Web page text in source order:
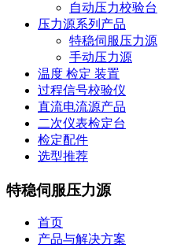
自动压力校验台
压力源系列产品
特稳伺服压力源
手动压力源
温度 检定 装置
过程信号校验仪
直流电流源产品
二次仪表检定台
检定配件
选型推荐
特稳伺服压力源
首页
产品与解决方案